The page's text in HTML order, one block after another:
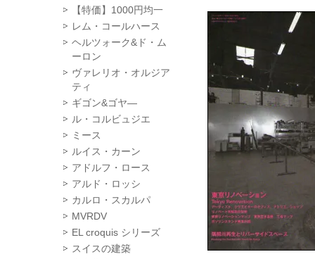
【特価】1000円均一
レム・コールハース
ヘルツォーク&ド・ム
ーロン
ヴァレリオ・オルジア
ティ
ギゴン&ゴヤ―
ル・コルビュジエ
ミース
ルイス・カーン
アドルフ・ロース
アルド・ロッシ
カルロ・スカルパ
MVRDV
EL croquis シリーズ
スイスの建築